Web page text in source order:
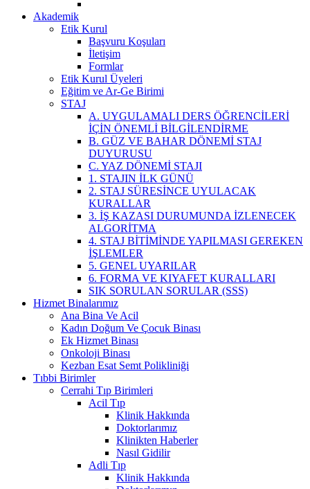
Akademik
Etik Kurul
Başvuru Koşuları
İletişim
Formlar
Etik Kurul Üyeleri
Eğitim ve Ar-Ge Birimi
STAJ
A. UYGULAMALI DERS ÖĞRENCİLERİ
İÇİN ÖNEMLİ BİLGİLENDİRME
B. GÜZ VE BAHAR DÖNEMİ STAJ
DUYURUSU
C. YAZ DÖNEMİ STAJI
1. STAJIN İLK GÜNÜ
2. STAJ SÜRESİNCE UYULACAK
KURALLAR
3. İŞ KAZASI DURUMUNDA İZLENECEK
ALGORİTMA
4. STAJ BİTİMİNDE YAPILMASI GEREKEN
İŞLEMLER
5. GENEL UYARILAR
6. FORMA VE KIYAFET KURALLARI
SIK SORULAN SORULAR (SSS)
Hizmet Binalarımız
Ana Bina Ve Acil
Kadın Doğum Ve Çocuk Binası
Ek Hizmet Binası
Onkoloji Binası
Kezban Esat Semt Polikliniği
Tıbbi Birimler
Cerrahi Tıp Birimleri
Acil Tıp
Klinik Hakkında
Doktorlarımız
Klinikten Haberler
Nasıl Gidilir
Adli Tıp
Klinik Hakkında